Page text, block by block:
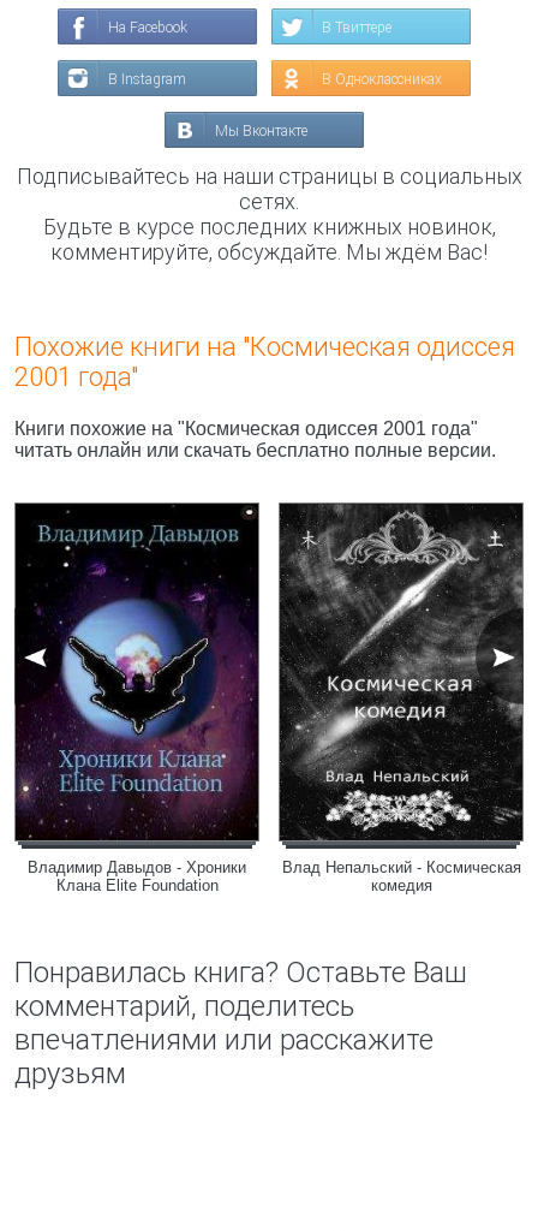
На Facebook В Твиттере
В Instagram В Одноклассниках
Мы Вконтакте
Подписывайтесь на наши страницы в социальных
сетях.
Будьте в курсе последних книжных новинок,
комментируйте, обсуждайте. Мы ждём Вас!
Похожие книги на "Космическая одиссея
2001 года"
Книги похожие на "Космическая одиссея 2001 года"
читать онлайн или скачать бесплатно полные версии.
Владимир Давыдов - Хроники
Клана Elite Foundation
Влад Непальский - Космическая
комедия
Понравилась книга? Оставьте Ваш
комментарий, поделитесь
впечатлениями или расскажите
друзьям